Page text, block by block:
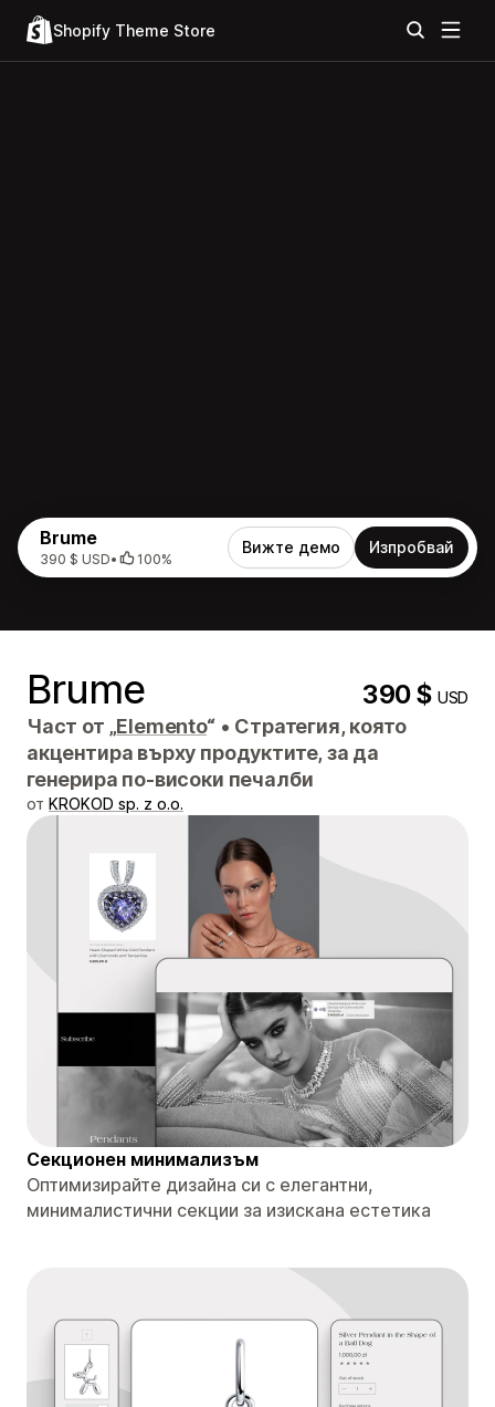
Shopify Theme Store
Brume
390 $ USD• 100%
Вижте демо Изпробвай
Brume 390 $USD
Част от „Elemento“ • Стратегия, която
акцентира върху продуктите, за да
генерира по-високи печалби
от KROKOD sp. z o.o.
Секционен минимализъм
Оптимизирайте дизайна си с елегантни,
минималистични секции за изискана естетика